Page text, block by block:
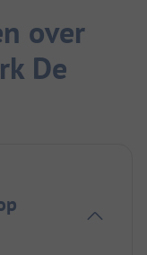
over
De